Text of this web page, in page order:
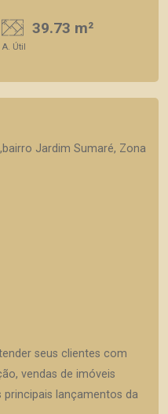
39.73 m²
A. Útil
Jardim Sumaré, Zona
seus clientes com
vendas de imóveis
lançamentos da